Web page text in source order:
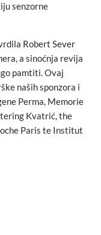
senzorne
Robert Sever
a sinoćnja revija
pamtiti. Ovaj
naših sponzora i
Perma, Memorie
Kvatrić, the
Paris te Institut